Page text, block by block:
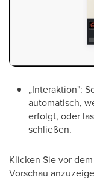
„Interaktion":
automatisch,
erfolgt, oder
schließen.
Klicken Sie vor
Vorschau